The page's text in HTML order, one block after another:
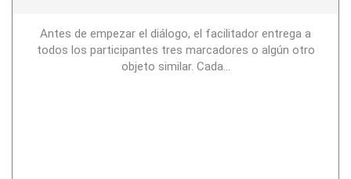
Antes de empezar el diálogo, el facilitador entrega a
todos los participantes tres marcadores o algún otro
objeto similar. Cada...